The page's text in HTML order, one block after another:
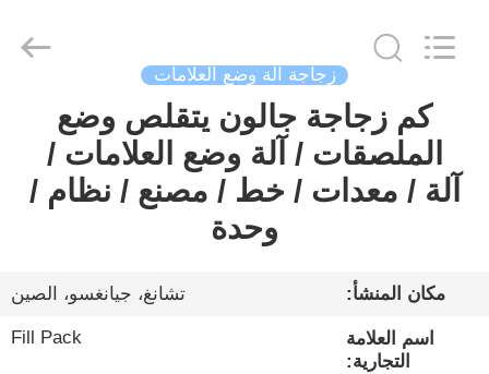
الصفحة
الرئيسية
معلومات
Machinery
زجاجة آلة وضع العلامات
كم زجاجة جالون يتقلص وضع
الملصقات / آلة وضع العلامات /
آلة / معدات / خط / مصنع / نظام /
وحدة
مكان المنشأ: تشانغ، جيانغسو، الصين
اسم العلامة
التجارية:
Fill Pack